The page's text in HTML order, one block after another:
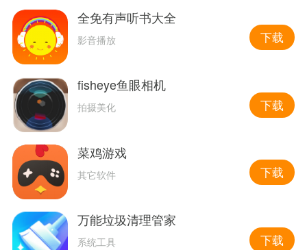
全免有声听书大全
影音播放 下载
fisheye鱼眼相机
拍摄美化 下载
菜鸡游戏
其它软件 下载
万能垃圾清理管家
系统工具 下载